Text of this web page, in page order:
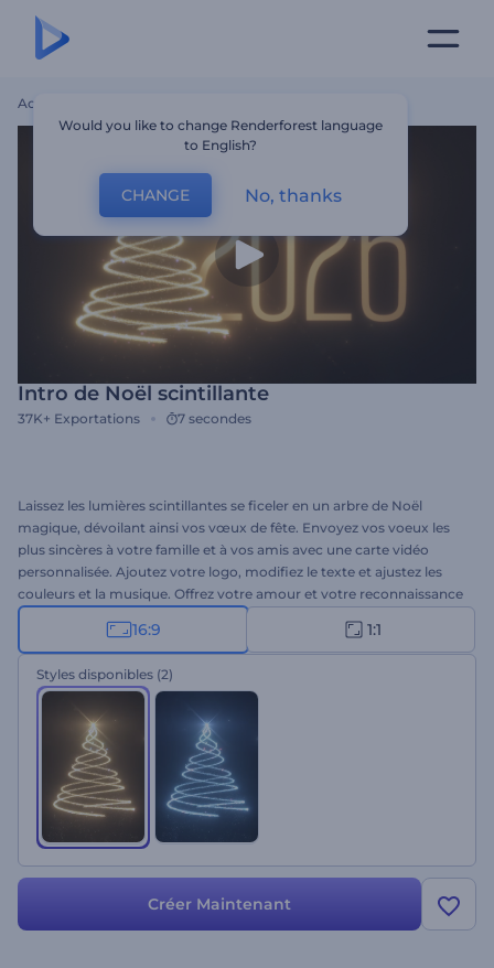
Accueil
Intro de Noël scintillante
37K+ Exportations 7 secondes
Laissez les lumières scintillantes se ficeler en un arbre de Noël
magique, dévoilant ainsi vos vœux de fête. Envoyez vos voeux les
plus sincères à votre famille et à vos amis avec une carte vidéo
personnalisée. Ajoutez votre logo, modifiez le texte et ajustez les
couleurs et la musique. Offrez votre amour et votre reconnaissance
aux gens qui vous entourent avec cette Intro de Noël scintillante
dès maintenant ! 16:9 1:1
Styles disponibles (2)
Créer Maintenant
Would you like to change Renderforest language
to English?
CHANGE No, thanks